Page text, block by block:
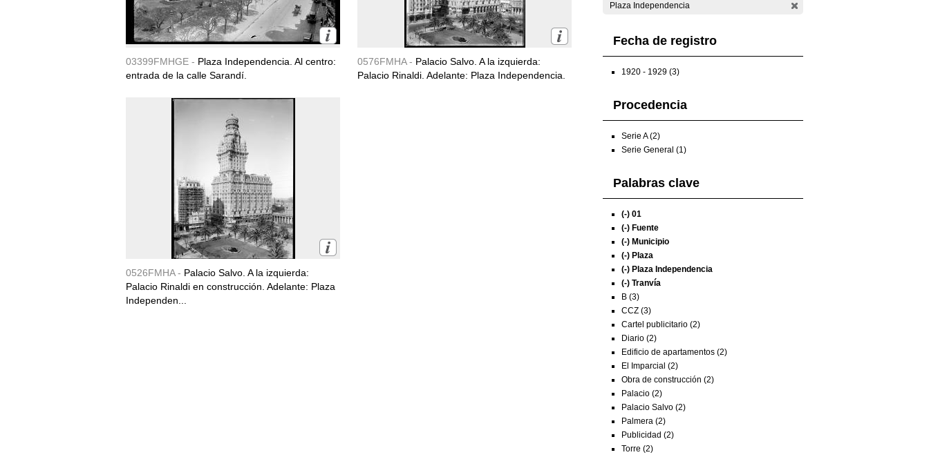
03399FMHGE - Plaza Independencia. Al centro:
entrada de la calle Sarandí.
0576FMHA - Palacio Salvo. A la izquierda:
Palacio Rinaldi. Adelante: Plaza Independencia.
0526FMHA - Palacio Salvo. A la izquierda:
Palacio Rinaldi en construcción. Adelante: Plaza
Independen...
Plaza Independencia
Fecha de registro
1920 - 1929 (3)
Procedencia
Serie A (2)
Serie General (1)
Palabras clave
(-) 01
(-) Fuente
(-) Municipio
(-) Plaza
(-) Plaza Independencia
(-) Tranvía
B (3)
CCZ (3)
Cartel publicitario (2)
Diario (2)
Edificio de apartamentos (2)
El Imparcial (2)
Obra de construcción (2)
Palacio (2)
Palacio Salvo (2)
Palmera (2)
Publicidad (2)
Torre (2)